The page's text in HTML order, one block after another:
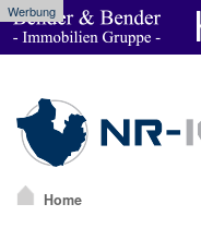
Werbung
Home